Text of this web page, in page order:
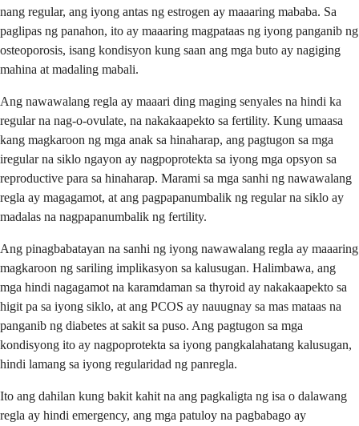
nang regular, ang iyong antas ng estrogen ay maaaring mababa. Sa
paglipas ng panahon, ito ay maaaring magpataas ng iyong panganib ng
osteoporosis, isang kondisyon kung saan ang mga buto ay nagiging
mahina at madaling mabali.
Ang nawawalang regla ay maaari ding maging senyales na hindi ka
regular na nag-o-ovulate, na nakakaapekto sa fertility. Kung umaasa
kang magkaroon ng mga anak sa hinaharap, ang pagtugon sa mga
iregular na siklo ngayon ay nagpoprotekta sa iyong mga opsyon sa
reproductive para sa hinaharap. Marami sa mga sanhi ng nawawalang
regla ay magagamot, at ang pagpapanumbalik ng regular na siklo ay
madalas na nagpapanumbalik ng fertility.
Ang pinagbabatayan na sanhi ng iyong nawawalang regla ay maaaring
magkaroon ng sariling implikasyon sa kalusugan. Halimbawa, ang
mga hindi nagagamot na karamdaman sa thyroid ay nakakaapekto sa
higit pa sa iyong siklo, at ang PCOS ay nauugnay sa mas mataas na
panganib ng diabetes at sakit sa puso. Ang pagtugon sa mga
kondisyong ito ay nagpoprotekta sa iyong pangkalahatang kalusugan,
hindi lamang sa iyong regularidad ng panregla.
Ito ang dahilan kung bakit kahit na ang pagkaligta ng isa o dalawang
regla ay hindi emergency, ang mga patuloy na pagbabago ay